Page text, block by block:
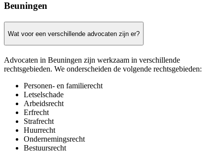
Beuningen
Wat voor een verschillende advocaten zijn er?
Advocaten in Beuningen zijn werkzaam in verschillende
rechtsgebieden. We onderscheiden de volgende rechtsgebieden:
Personen- en familierecht
Letselschade
Arbeidsrecht
Erfrecht
Strafrecht
Huurrecht
Ondernemingsrecht
Bestuursrecht